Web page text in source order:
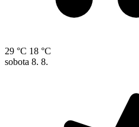
29 °C 18 °C
sobota 8. 8.